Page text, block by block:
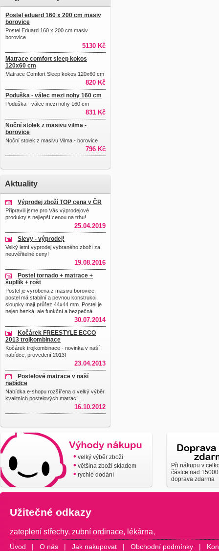
Postel eduard 160 x 200 cm masiv
borovice
Postel Eduard 160 x 200 cm masiv
borovice
5130 Kč
Matrace comfort sleep kokos
120x60 cm
Matrace Comfort Sleep kokos 120x60 cm
820 Kč
Poduška - válec mezi nohy 160 cm
Poduška - válec mezi nohy 160 cm
831 Kč
Noční stolek z masivu vilma -
borovice
Noční stolek z masivu Vilma - borovice
796 Kč
Aktuality
Výprodej zboží TOP cena v ČR
Připravili jsme pro Vás výprodejové
produkty s nejlepší cenou na trhu!
25.04.2019
Slevy - výprodej!
Velký letní výprodej vybraného zboží za
neuvěřitelné ceny!
19.08.2016
Postel tornado + matrace +
šupllík + rošt
Postel je vyrobena z masivu borovice,
postel má stabilní a pevnou konstrukci,
sloupky mají průřez 44x44 mm. Postel je
nejen hezká, ale funkční a bezpečná.
30.07.2014
Kočárek FREESTYLE ECCO
2013 trojkombinace
Kočárek trojkombinace - novinka v naší
nabídce, provedení 2013!
23.04.2013
Postelové matrace v naší
nabídce
Nabídka e-shopu rozšířena o velký výběr
kvalitních postelových matrací ...
16.10.2012
• velký výběr zboží
• většina zboží skladem
• rychlé dodání
Při nákupu v
částce nad
doprava zdarma
Užitečné odkazy
zateplení střechy, zubní ordinace, lékárna,
Úvod | O nás | Jak nakupovat | Obchodní podmínky |